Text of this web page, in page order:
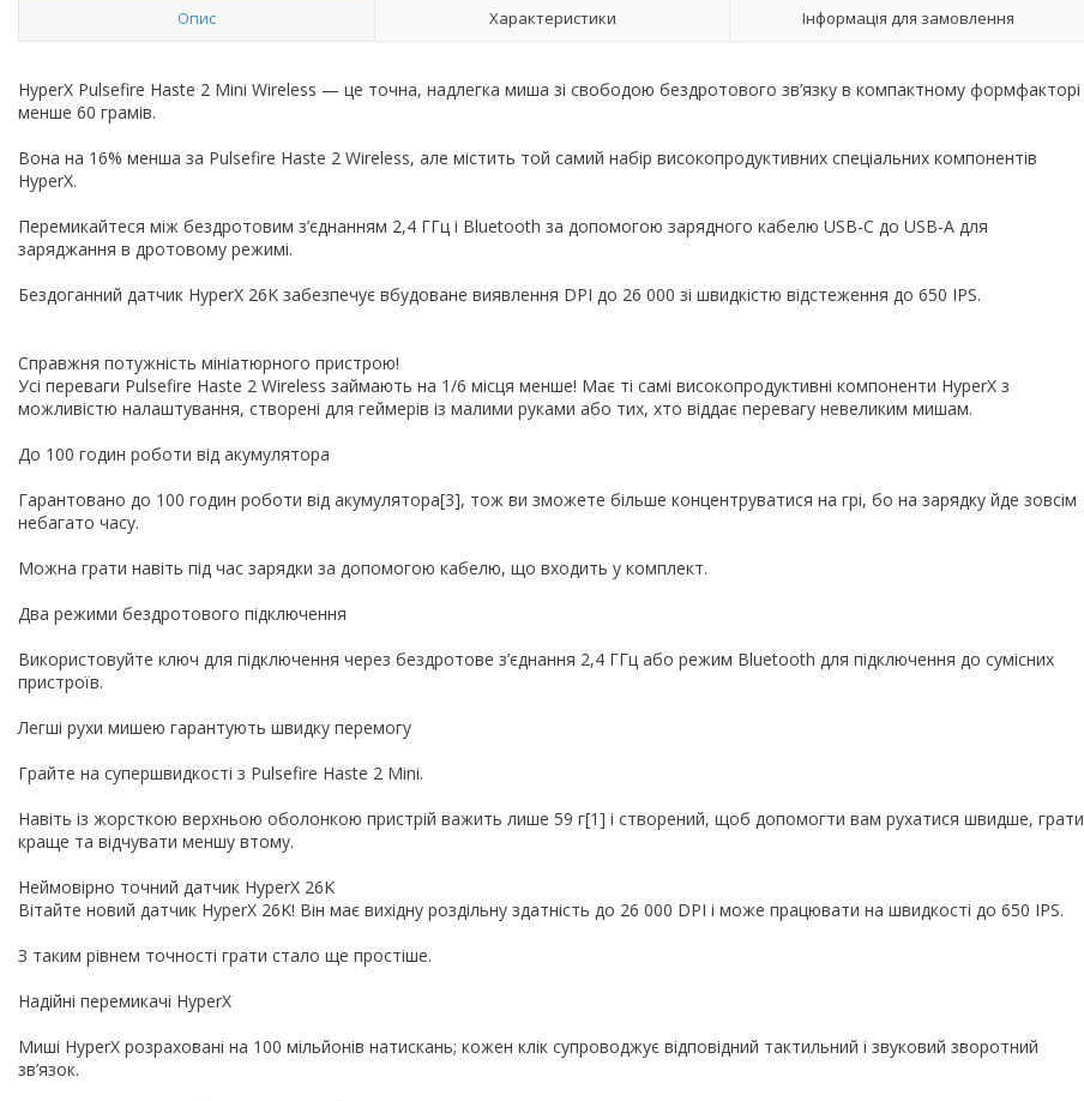
Опис Характеристики Інформація для замовлення
HyperX Pulsefire Haste 2 Mini Wireless — це точна, надлегка миша зі свободою бездротового зв’язку в компактному формфакторі
менше 60 грамів.
Вона на 16% менша за Pulsefire Haste 2 Wireless, але містить той самий набір високопродуктивних спеціальних компонентів
HyperX.
Перемикайтеся між бездротовим з’єднанням 2,4 ГГц і Bluetooth за допомогою зарядного кабелю USB-C до USB-A для
заряджання в дротовому режимі.
Бездоганний датчик HyperX 26K забезпечує вбудоване виявлення DPI до 26 000 зі швидкістю відстеження до 650 IPS.
Справжня потужність мініатюрного пристрою!
Усі переваги Pulsefire Haste 2 Wireless займають на 1/6 місця менше! Має ті самі високопродуктивні компоненти HyperX з
можливістю налаштування, створені для геймерів із малими руками або тих, хто віддає перевагу невеликим мишам.
До 100 годин роботи від акумулятора
Гарантовано до 100 годин роботи від акумулятора[3], тож ви зможете більше концентруватися на грі, бо на зарядку йде зовсім
небагато часу.
Можна грати навіть під час зарядки за допомогою кабелю, що входить у комплект.
Два режими бездротового підключення
Використовуйте ключ для підключення через бездротове з’єднання 2,4 ГГц або режим Bluetooth для підключення до сумісних
пристроїв.
Легші рухи мишею гарантують швидку перемогу
Грайте на супершвидкості з Pulsefire Haste 2 Mini.
Навіть із жорсткою верхньою оболонкою пристрій важить лише 59 г[1] і створений, щоб допомогти вам рухатися швидше, грати
краще та відчувати меншу втому.
Неймовірно точний датчик HyperX 26K
Вітайте новий датчик HyperX 26K! Він має вихідну роздільну здатність до 26 000 DPI і може працювати на швидкості до 650 IPS.
З таким рівнем точності грати стало ще простіше.
Надійні перемикачі HyperX
Миші HyperX розраховані на 100 мільйонів натискань; кожен клік супроводжує відповідний тактильний і звуковий зворотний
зв’язок.